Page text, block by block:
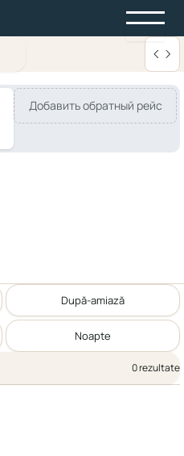
Добавить обратный рейс
După-amiază
Noapte
0 rezultate